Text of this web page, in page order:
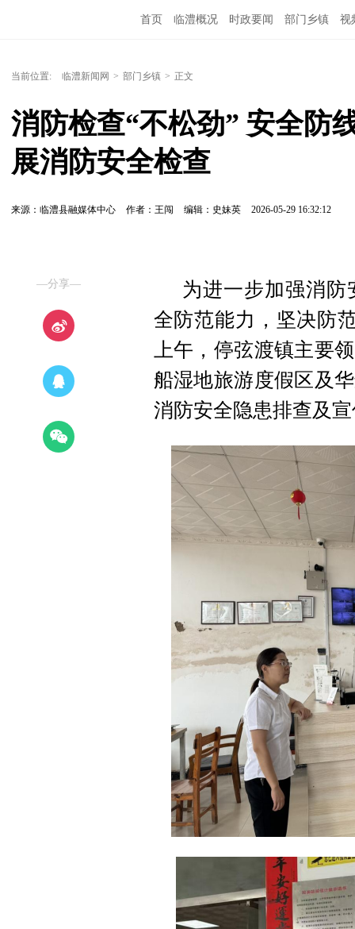
首页 临澧概况 时政要闻 部门乡镇 视
当前位置: 临澧新闻网 > 部门乡镇 > 正文
消防检查“不松劲” 安全
展消防安全检查
来源：临澧县融媒体中心 作者：王闯 编辑：史妹英 2026-05-29 16:32:12
—分享—
为进一步加强消
全防范能力，坚决防
上午，停弦渡镇主要
船湿地旅游度假区及
消防安全隐患排查及